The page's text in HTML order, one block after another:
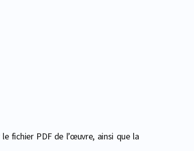
fichier PDF de l’œuvre, ainsi que la